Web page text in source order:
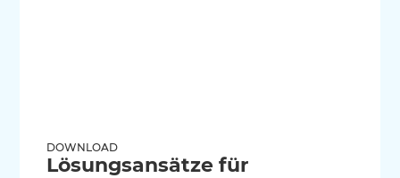
DOWNLOAD
Lösungsansätze für